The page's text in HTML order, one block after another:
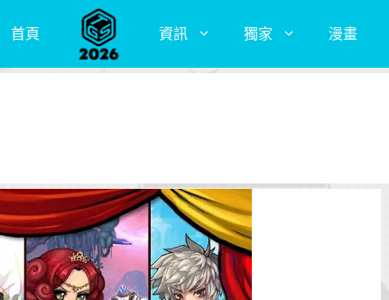
首頁 資訊 獨家 漫畫